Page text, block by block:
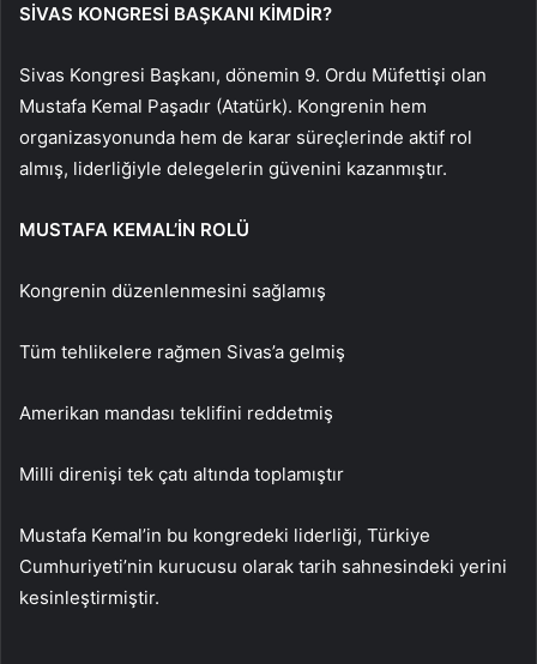
SİVAS KONGRESİ BAŞKANI KİMDİR?
Sivas Kongresi Başkanı, dönemin 9. Ordu Müfettişi olan
Mustafa Kemal Paşadır (Atatürk). Kongrenin hem
organizasyonunda hem de karar süreçlerinde aktif rol
almış, liderliğiyle delegelerin güvenini kazanmıştır.
MUSTAFA KEMAL’İN ROLÜ
Kongrenin düzenlenmesini sağlamış
Tüm tehlikelere rağmen Sivas’a gelmiş
Amerikan mandası teklifini reddetmiş
Milli direnişi tek çatı altında toplamıştır
Mustafa Kemal’in bu kongredeki liderliği, Türkiye
Cumhuriyeti’nin kurucusu olarak tarih sahnesindeki yerini
kesinleştirmiştir.